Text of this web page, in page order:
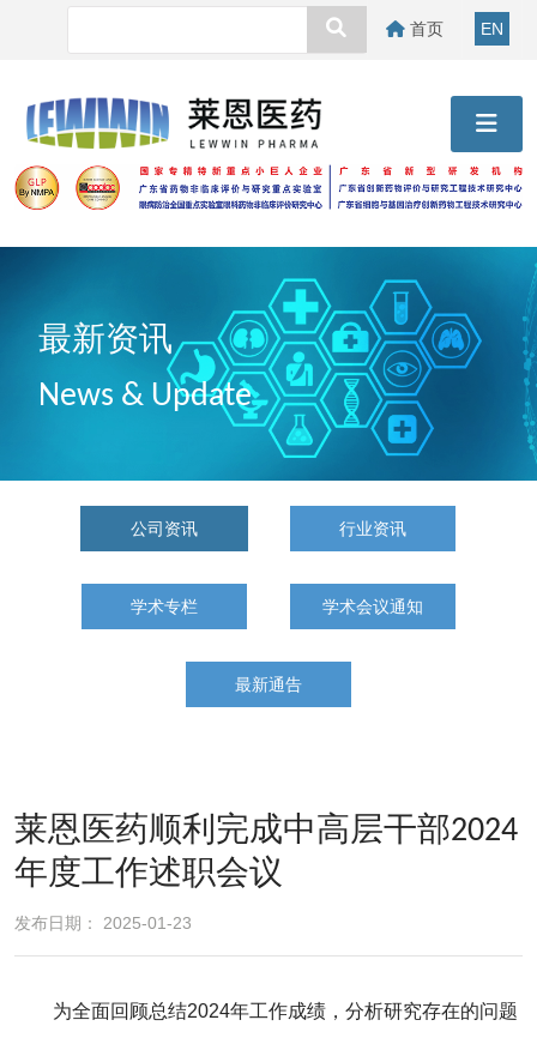
首页 EN
最新资讯
News & Update
公司资讯 行业资讯
学术专栏 学术会议通知
最新通告
莱恩医药顺利完成中高层干部2024
年度工作述职会议
发布日期： 2025-01-23
为全面回顾总结2024年工作成绩，分析研究存在的问题